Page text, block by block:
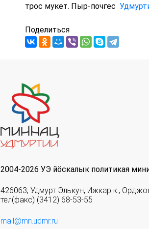
трос мукет. Пыр-почгес
Поделиться
2004-2026 УЭ йöскалык политикая
426063, Удмурт Элькун, Ижкар к.,
тел(факс) (3412) 68-53-55
mail@mn.udmr.ru